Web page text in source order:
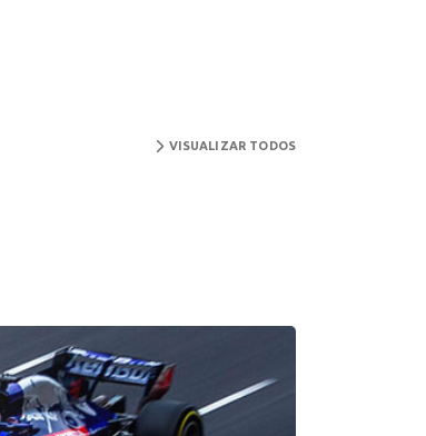
VISUALIZAR TODOS